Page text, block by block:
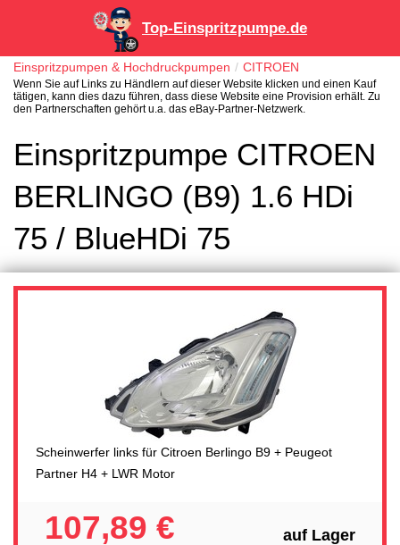
Top-Einspritzpumpe.de
Einspritzpumpen & Hochdruckpumpen CITROEN
Wenn Sie auf Links zu Händlern auf dieser Website klicken und einen Kauf
tätigen, kann dies dazu führen, dass diese Website eine Provision erhält. Zu
den Partnerschaften gehört u.a. das eBay-Partner-Netzwerk.
Einspritzpumpe CITROEN
BERLINGO (B9) 1.6 HDi
75 / BlueHDi 75
Scheinwerfer links für Citroen Berlingo B9 + Peugeot
Partner H4 + LWR Motor
107,89 € auf Lager